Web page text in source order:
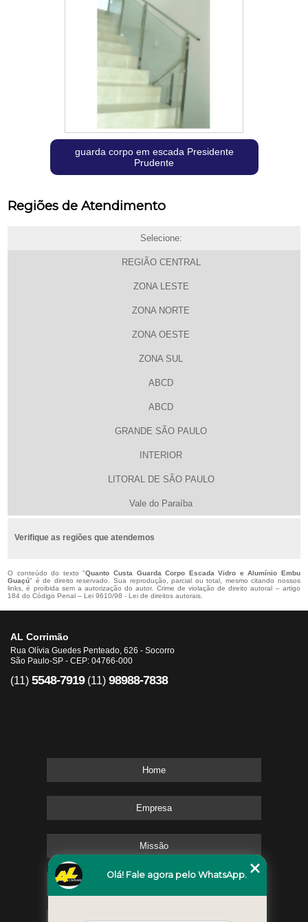
guarda corpo em escada Presidente
Prudente
Regiões de Atendimento
Selecione:
REGIÃO CENTRAL
ZONA LESTE
ZONA NORTE
ZONA OESTE
ZONA SUL
ABCD
ABCD
GRANDE SÃO PAULO
INTERIOR
LITORAL DE SÃO PAULO
Vale do Paraíba
Verifique as regiões que atendemos
O conteúdo do texto "Quanto Custa Guarda Corpo Escada Vidro e Alumínio Embu
Guaçú" é de direito reservado. Sua reprodução, parcial ou total, mesmo citando nossos
links, é proibida sem a autorização do autor. Crime de violação de direito autoral – artigo
184 do Código Penal –Lei 9610/98 - Lei de direitos autorais
AL Corrimão
Rua Olívia Guedes Penteado, 626 - Socorro
São Paulo-SP - CEP: 04766-000
(11) 5548-7919 (11) 98988-7838
Home
Empresa
Missão
Olá! Fale agora pelo WhatsApp.